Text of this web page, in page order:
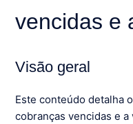
vencidas e
Visão geral
Este conteúdo detalha
cobranças vencidas e